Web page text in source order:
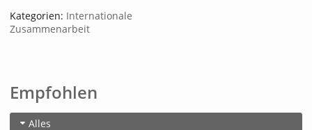
Kategorien: Internationale
Zusammenarbeit
Empfohlen
Alles